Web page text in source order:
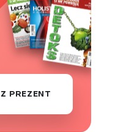
PREZENT